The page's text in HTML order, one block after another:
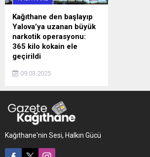
Kağıthane den başlayıp
Yalova’ya uzanan büyük
narkotik operasyonu:
365 kilo kokain ele
geçirildi
dolar olan 365 kilo kokainin
15' operasyonunun detayları
açıklandı.
09.03.2025
Kağıthane'nin Sesi, Halkın Gücü